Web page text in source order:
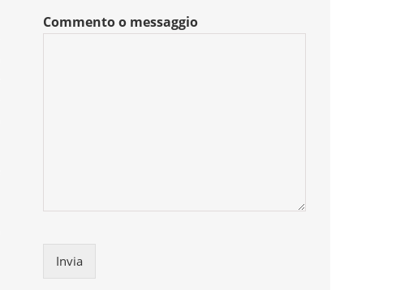
Commento o messaggio
Invia